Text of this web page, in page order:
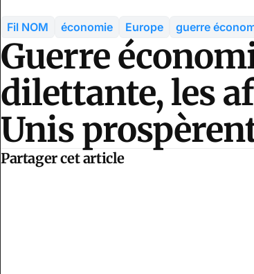
Fil NOM économie Europe guerre
Guerre
dilettante, les
Unis
Partager cet article